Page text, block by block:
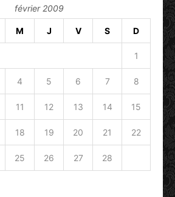
février 2009
M J V S D
1
4 5 6 7 8
11 12 13 14 15
18 19 20 21 22
25 26 27 28